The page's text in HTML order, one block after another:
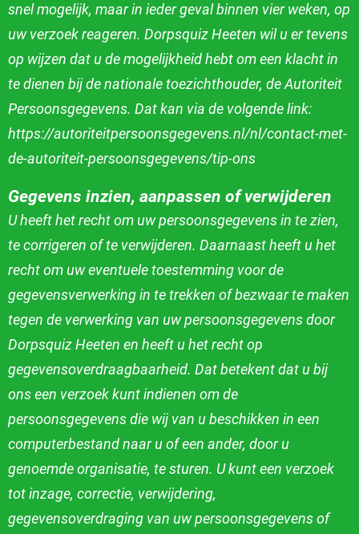
snel mogelijk, maar in ieder geval binnen vier weken, op
uwverzoek reageren. Dorpsquiz Heeten wil u er tevens
op wijzen dat u de mogelijkheid hebt om een klacht in
te dienen bij de nationale toezichthouder, de Autoriteit
Persoonsgegevens. Dat kan via de volgende link:
https://autoriteitpersoonsgegevens.nl/nl/contact-met-
de-autoriteit-persoonsgegevens/tip-ons
Gegevens inzien, aanpassen of verwijderen
U heeft het recht om uw persoonsgegevens in te zien,
te corrigeren of te verwijderen. Daarnaast heeft u het
recht om uw eventuele toestemming voor de
gegevensverwerking in te trekken of bezwaar te maken
tegen de verwerking van uw persoonsgegevens door
Dorpsquiz Heeten en heeft u het recht op
gegevensoverdraagbaarheid. Dat betekent dat u bij
ons een verzoek kunt indienen om de
persoonsgegevens die wij van u beschikken in een
computerbestandnaar u of een ander, door u
genoemde organisatie, te sturen. U kunt een verzoek
tot inzage, correctie, verwijdering,
gegevensoverdraging van uwpersoonsgegevens of